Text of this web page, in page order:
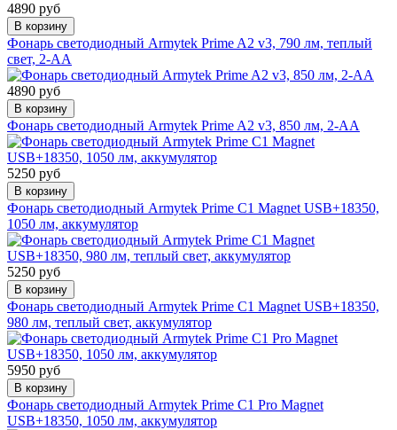
4890 руб
В корзину
Фонарь светодиодный Armytek Prime A2 v3, 790 лм, теплый
свет, 2-AA
4890 руб
В корзину
Фонарь светодиодный Armytek Prime A2 v3, 850 лм, 2-AA
5250 руб
В корзину
Фонарь светодиодный Armytek Prime C1 Magnet USB+18350,
1050 лм, аккумулятор
5250 руб
В корзину
Фонарь светодиодный Armytek Prime C1 Magnet USB+18350,
980 лм, теплый свет, аккумулятор
5950 руб
В корзину
Фонарь светодиодный Armytek Prime C1 Pro Magnet
USB+18350, 1050 лм, аккумулятор